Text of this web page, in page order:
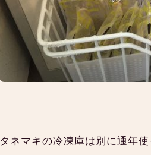
タネマキの冷凍庫は別に通年使